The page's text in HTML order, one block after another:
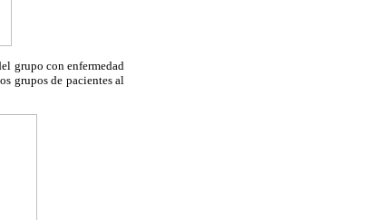
grupo con enfermedad
grupos de pacientes al